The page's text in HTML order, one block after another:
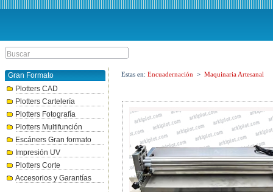
Gran Formato
Plotters CAD
Plotters Cartelería
Plotters Fotografía
Plotters Multifunción
Escáners Gran formato
Impresión UV
Plotters Corte
Accesorios y Garantías
Estas en: Encuadernación > Maquinaria Artesanal